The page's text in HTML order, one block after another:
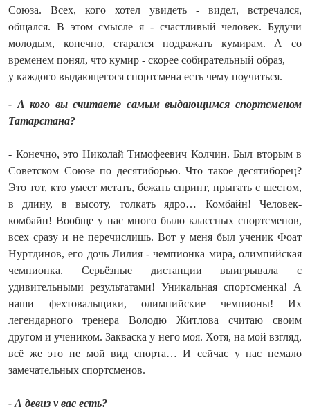
Союза. Всех, кого хотел увидеть - видел, встречался,
общался. В этом смысле я - счастливый человек. Будучи
молодым, конечно, старался подражать кумирам. А со
временем понял, что кумир - скорее собирательный образ,
у каждого выдающегося спортсмена есть чему поучиться.
- А кого вы считаете самым выдающимся спортсменом
Татарстана?
- Конечно, это Николай Тимофеевич Колчин. Был вторым в
Советском Союзе по десятиборью. Что такое десятиборец?
Это тот, кто умеет метать, бежать спринт, прыгать с шестом,
в длину, в высоту, толкать ядро… Комбайн! Человек-
комбайн! Вообще у нас много было классных спортсменов,
всех сразу и не перечислишь. Вот у меня был ученик Фоат
Нуртдинов, его дочь Лилия - чемпионка мира, олимпийская
чемпионка. Серьёзные дистанции выигрывала с
удивительными результатами! Уникальная спортсменка! А
наши фехтовальщики, олимпийские чемпионы! Их
легендарного тренера Володю Житлова считаю своим
другом и учеником. Закваска у него моя. Хотя, на мой взгляд,
всё же это не мой вид спорта… И сейчас у нас немало
замечательных спортсменов.
- А девиз у вас есть?